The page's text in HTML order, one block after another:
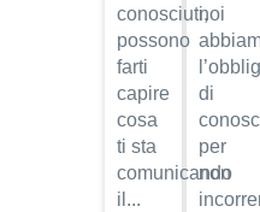
conosciuti,
possono
farti
capire
cosa
ti sta
comunicando
il...
noi
di
per
non